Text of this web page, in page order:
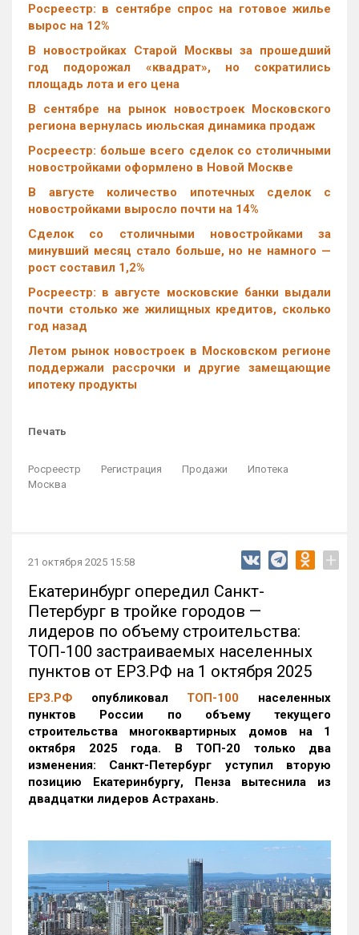
Росреестр: в сентябре спрос на готовое жилье
вырос на 12%
В новостройках Старой Москвы за прошедший
год подорожал «квадрат», но сократились
площадь лота и его цена
В сентябре на рынок новостроек Московского
региона вернулась июльская динамика продаж
Росреестр: больше всего сделок со столичными
новостройками оформлено в Новой Москве
В августе количество ипотечных сделок с
новостройками выросло почти на 14%
Cделок со столичными новостройками за
минувший месяц стало больше, но не намного —
рост составил 1,2%
Росреестр: в августе московские банки выдали
почти столько же жилищных кредитов, сколько
год назад
Летом рынок новостроек в Московском регионе
поддержали рассрочки и другие замещающие
ипотеку продукты
Печать
Росреестр Регистрация Продажи
Ипотека
Москва
21 октября 2025 15:58 +
Екатеринбург опередил Санкт-
Петербург в тройке городов —
лидеров по объему строительства:
ТОП-100 застраиваемых населенных
пунктов от ЕРЗ.РФ на 1 октября 2025
ЕРЗ.РФ опубликовал ТОП-100 населенных
пунктов России по объему текущего
строительства многоквартирных домов на 1
октября 2025 года. В ТОП-20 только два
изменения: Санкт-Петербург уступил вторую
позицию Екатеринбургу, Пенза вытеснила из
двадцатки лидеров Астрахань.